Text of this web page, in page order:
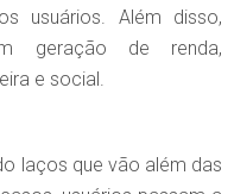
usuários. Além disso,
geração de renda,
e social.
laços que vão além das